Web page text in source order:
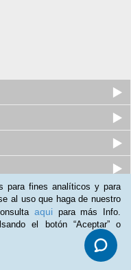
para fines analíticos y para
al uso que haga de nuestro
aqui para más Info.
el botón “Aceptar” o
Atención al Cliente
de Afiliación